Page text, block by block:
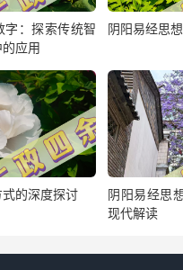
字：探索传统智
应用
阴阳易经思
的深度探讨
阴阳易经思
现代解读